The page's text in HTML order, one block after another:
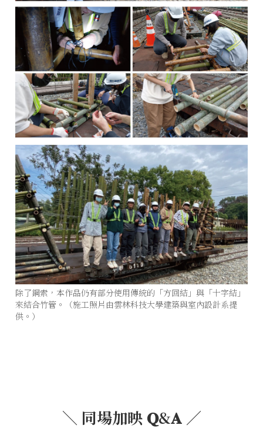
除了鋼索，本作品仍有部分使用傳統的「方回結」與「十字結」
來結合竹管。（施工照片由雲林科技大學建築與室內設計系提
供。）
＼ 同場加映 𝐐&𝐀／